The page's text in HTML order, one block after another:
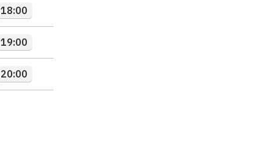
18:00
19:00
20:00